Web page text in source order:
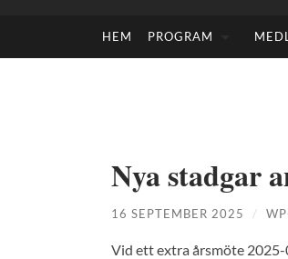
HEM PROGRAM
Nya stadgar
16 SEPTEMBER 2025 /
Vid ett extra årsmöte